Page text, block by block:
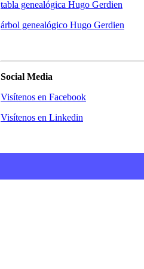
tabla genealógica Hugo Gerdien
árbol genealógico Hugo Gerdien
Social Media
Visítenos en Facebook
Visítenos en Linkedin